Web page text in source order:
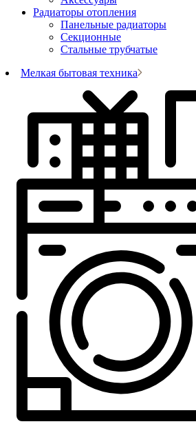
Радиаторы отопления
Панельные радиаторы
Секционные
Стальные трубчатые
Мелкая бытовая техника